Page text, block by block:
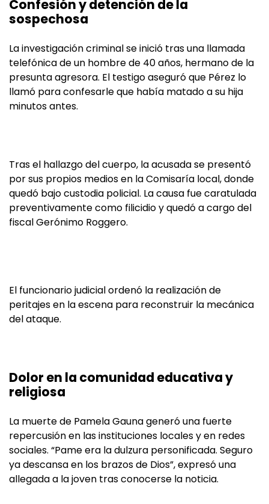
Confesión y detención de la
sospechosa
La investigación criminal se inició tras una llamada
telefónica de un hombre de 40 años, hermano de la
presunta agresora. El testigo aseguró que Pérez lo
llamó para confesarle que había matado a su hija
minutos antes.
Tras el hallazgo del cuerpo, la acusada se presentó
por sus propios medios en la Comisaría local, donde
quedó bajo custodia policial. La causa fue caratulada
preventivamente como filicidio y quedó a cargo del
fiscal Gerónimo Roggero.
El funcionario judicial ordenó la realización de
peritajes en la escena para reconstruir la mecánica
del ataque.
Dolor en la comunidad educativa y
religiosa
La muerte de Pamela Gauna generó una fuerte
repercusión en las instituciones locales y en redes
sociales. “Pame era la dulzura personificada. Seguro
ya descansa en los brazos de Dios”, expresó una
allegada a la joven tras conocerse la noticia.